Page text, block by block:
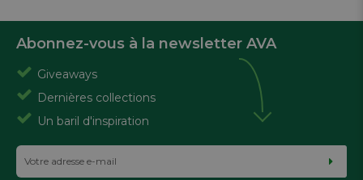
Abonnez-vous à la newsletter AVA
Giveaways
Dernières collections
Un baril d'inspiration